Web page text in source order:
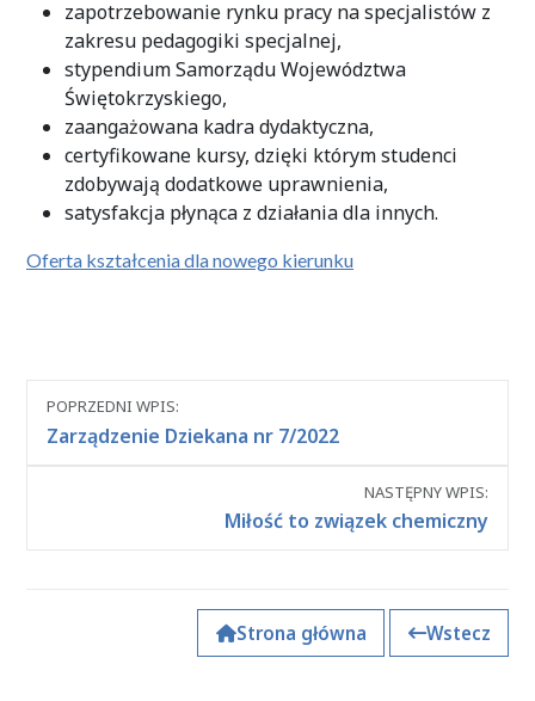
zapotrzebowanie rynku pracy na specjalistów z
zakresu pedagogiki specjalnej,
stypendium Samorządu Województwa
Świętokrzyskiego,
zaangażowana kadra dydaktyczna,
certyfikowane kursy, dzięki którym studenci
zdobywają dodatkowe uprawnienia,
satysfakcja płynąca z działania dla innych.
Oferta kształcenia dla nowego kierunku
Nawigacja
między
POPRZEDNI WPIS:
Zarządzenie Dziekana nr 7/2022
NASTĘPNY WPIS:
Miłość to związek chemiczny
Strona główna Wstecz